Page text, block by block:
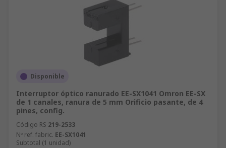
Disponible
Interruptor óptico ranurado EE-SX1041 Omron EE-SX
de 1 canales, ranura de 5 mm Orificio pasante, de 4
pines, config.
Código RS 219-2533
Nº ref. fabric. EE-SX1041
Subtotal (1 unidad)